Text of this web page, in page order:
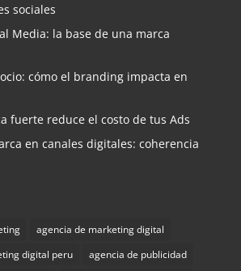
sociales
Media: la base de una marca
cómo el branding impacta en
fuerte reduce el costo de tus Ads
en canales digitales: coherencia
agencia de marketing digital
digital peru
agencia de publicidad